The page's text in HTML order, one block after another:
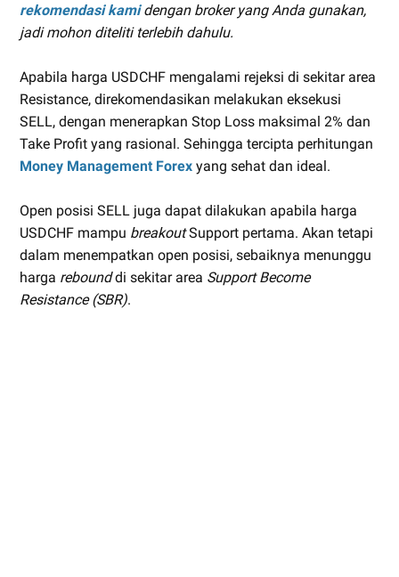
rekomendasi kamidengan broker yang Anda gunakan,
jadi mohon diteliti terlebih dahulu.
Apabila harga USDCHF mengalami rejeksi di sekitar area
Resistance, direkomendasikan melakukan eksekusi
SELL, dengan menerapkan Stop Loss maksimal 2% dan
Take Profit yang rasional. Sehingga tercipta perhitungan
Money Management Forex yang sehat dan ideal.
Open posisi SELL juga dapat dilakukan apabila harga
USDCHF mampu breakoutSupport pertama. Akan tetapi
dalam menempatkan open posisi, sebaiknya menunggu
harga rebounddi sekitar area Support Become
Resistance (SBR).